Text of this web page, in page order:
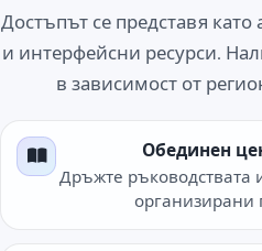
Достъпът се представя
и интерфейсни ресурси.
в зависимост от
Обединен
Дръжте ръководствата
организирани